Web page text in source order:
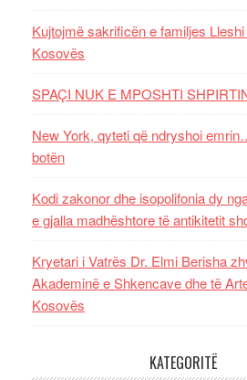
Kujtojmë sakrificën e familjes
Kosovës
SPAÇI NUK E MPOSHTI
New York, qyteti që ndryshoi
botën
Kodi zakonor dhe isopolifonia dy
e gjalla madhështore të antikitetit
Kryetari i Vatrës Dr. Elmi Berisha
Akademinë e Shkencave dhe të
Kosovës
KATEGORITË